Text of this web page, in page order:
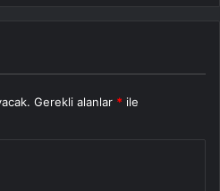
Gerekli alanlar * ile